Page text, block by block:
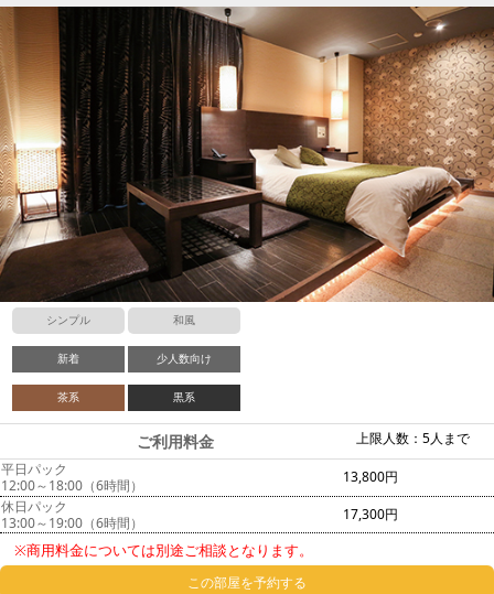
シンプル 和風
新着 少人数向け
茶系 黒系
上限人数：5人まで
ご利用料金
平日パック
12:00～18:00（6時間）
13,800円
休日パック
13:00～19:00（6時間）
17,300円
※商用料金については別途ご相談となります。
この部屋を予約する